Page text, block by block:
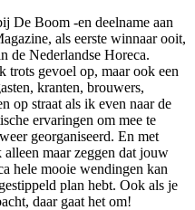
De Boom -en deelname aan
als eerste winnaar ooit,
de Nederlandse Horeca.
gevoel op, maar ook een
kranten, brouwers,
op straat als ik even naar de
ervaringen om mee te
georganiseerd. En met
maar zeggen dat jouw
hele mooie wendingen kan
plan hebt. Ook als je
daar gaat het om!